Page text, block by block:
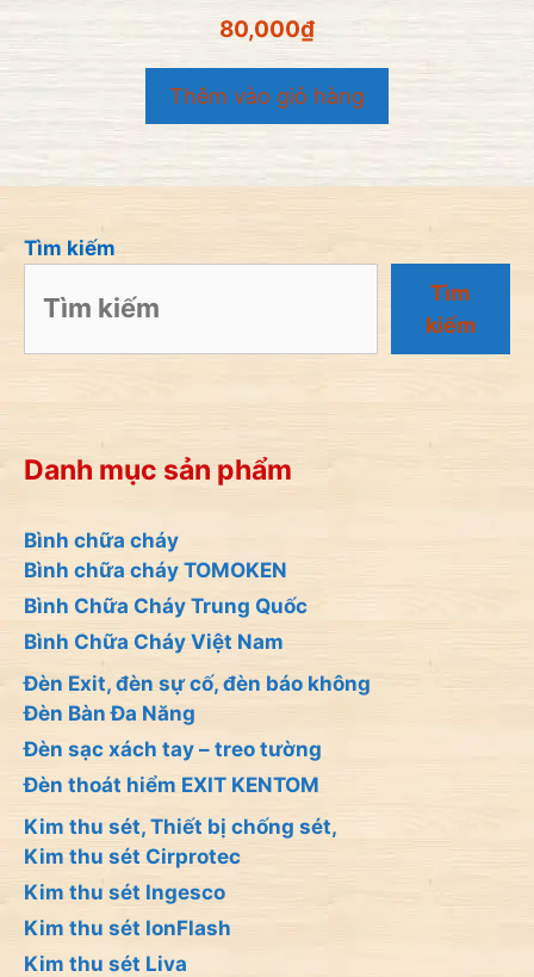
g
o
à
i
80,000₫
Thêm vào giỏ hàng
Tìm kiếm
Tìm
kiếm
Danh mục sản phẩm
Bình chữa cháy
Bình chữa cháy TOMOKEN
Bình Chữa Cháy Trung Quốc
Bình Chữa Cháy Việt Nam
Đèn Exit, đèn sự cố, đèn báo không
Đèn Bàn Đa Năng
Đèn sạc xách tay – treo tường
Đèn thoát hiểm EXIT KENTOM
Kim thu sét, Thiết bị chống sét,
Kim thu sét Cirprotec
Kim thu sét Ingesco
Kim thu sét IonFlash
Kim thu sét Liva